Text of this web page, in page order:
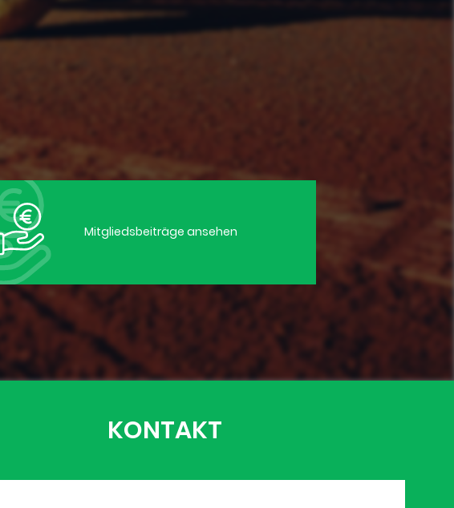
Mitgliedsbeiträge ansehen
KONTAKT